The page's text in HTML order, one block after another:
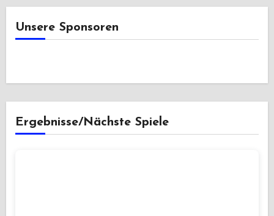
Unsere Sponsoren
Ergebnisse/Nächste Spiele